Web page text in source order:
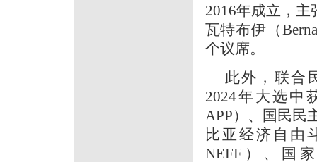
2016年成立，
瓦特布伊（
个议席。
此外，联合
2024年大选中
APP）、国民民
比亚经济自由
NEFF）、国